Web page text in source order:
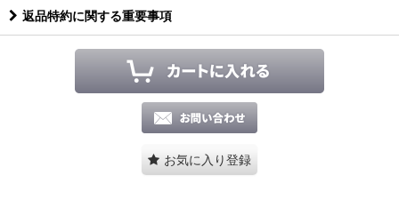
返品特約に関する重要事項
お気に入り登録